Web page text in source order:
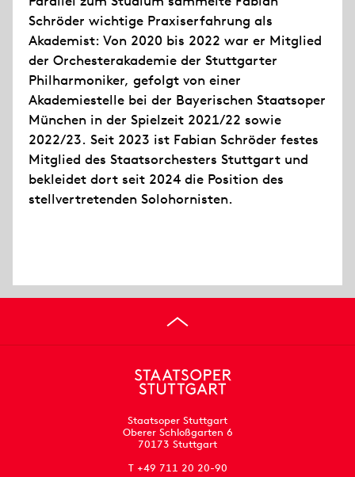
Schröder wichtige Praxiserfahrung als
Akademist: Von 2020 bis 2022 war er Mitglied
der Orchesterakademie der Stuttgarter
Philharmoniker, gefolgt von einer
Akademiestelle bei der Bayerischen Staatsoper
München in der Spielzeit 2021/22 sowie
2022/23. Seit 2023 ist Fabian Schröder festes
Mitglied des Staatsorchesters Stuttgart und
bekleidet dort seit 2024 die Position des
stellvertretenden Solohornisten.
Staatsoper Stuttgart
Oberer Schloßgarten 6
70173 Stuttgart
T +49 711 20 20-90